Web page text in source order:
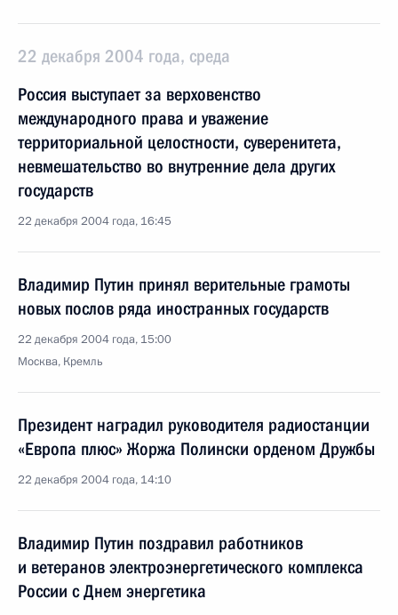
22 декабря 2004 года, среда
Россия выступает за верховенство
международного права и уважение
территориальной целостности, суверенитета,
невмешательство во внутренние дела других
государств
22 декабря 2004 года, 16:45
Владимир Путин принял верительные грамоты
новых послов ряда иностранных государств
22 декабря 2004 года, 15:00
Москва, Кремль
Президент наградил руководителя радиостанции
«Европа плюс» Жоржа Полински орденом Дружбы
22 декабря 2004 года, 14:10
Владимир Путин поздравил работников
и ветеранов электроэнергетического комплекса
России с Днем энергетика